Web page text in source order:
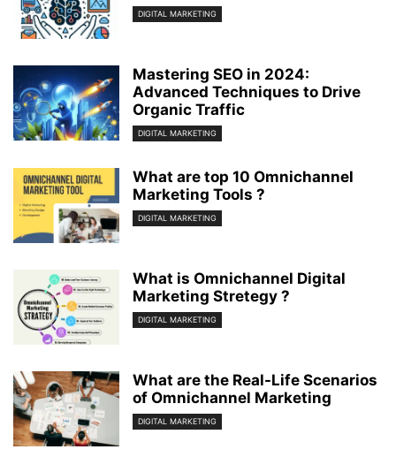
DIGITAL MARKETING
Mastering SEO in 2024:
Advanced Techniques to Drive
Organic Traffic
DIGITAL MARKETING
What are top 10 Omnichannel
Marketing Tools ?
DIGITAL MARKETING
What is Omnichannel Digital
Marketing Stretegy ?
DIGITAL MARKETING
What are the Real-Life Scenarios
of Omnichannel Marketing
DIGITAL MARKETING